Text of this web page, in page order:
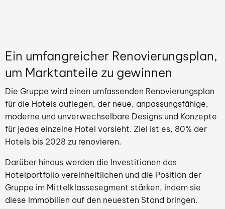
Ein umfangreicher Renovierungsplan,
um Marktanteile zu gewinnen
Die Gruppe wird einen umfassenden Renovierungsplan
für die Hotels auflegen, der neue, anpassungsfähige,
moderne und unverwechselbare Designs und Konzepte
für jedes einzelne Hotel vorsieht. Ziel ist es, 80% der
Hotels bis 2028 zu renovieren.
Darüber hinaus werden die Investitionen das
Hotelportfolio vereinheitlichen und die Position der
Gruppe im Mittelklassesegment stärken, indem sie
diese Immobilien auf den neuesten Stand bringen.